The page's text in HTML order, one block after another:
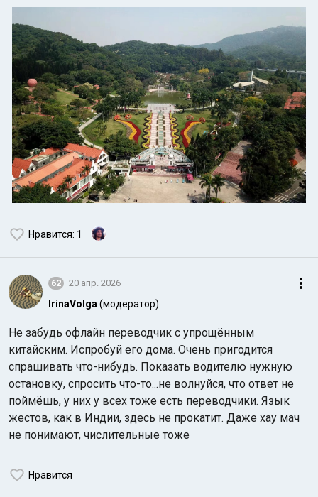
Нравится: 1
62 20 апр. 2026
IrinaVolga (модератор)
Не забудь офлайн переводчик с упрощённым
китайским. Испробуй его дома. Очень пригодится
спрашивать что-нибудь. Показать водителю нужную
остановку, спросить что-то...не волнуйся, что ответ не
поймёшь, у них у всех тоже есть переводчики. Язык
жестов, как в Индии, здесь не прокатит. Даже хау мач
не понимают, числительные тоже
Нравится